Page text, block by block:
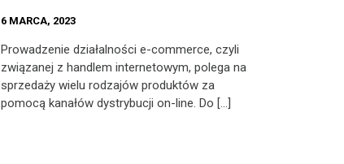
6 MARCA, 2023
Prowadzenie działalności e-commerce, czyli
związanej z handlem internetowym, polega na
sprzedaży wielu rodzajów produktów za
pomocą kanałów dystrybucji on-line. Do […]